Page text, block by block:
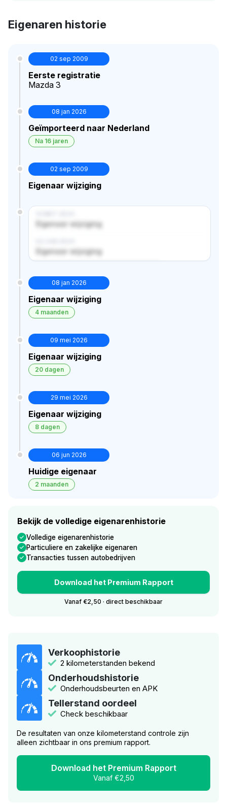
Eigenaren historie
02 sep 2009
Eerste registratie
Mazda 3
08 jan 2026
Geïmporteerd naar Nederland
Na 16 jaren
02 sep 2009
Eigenaar wijziging
Eigenaar wijziging
Eigenaar wijziging
08 jan 2026
Eigenaar wijziging
4 maanden
09 mei 2026
Eigenaar wijziging
20 dagen
29 mei 2026
Eigenaar wijziging
8 dagen
06 jun 2026
Huidige eigenaar
2 maanden
Bekijk de volledige eigenarenhistorie
Volledige eigenarenhistorie
Particuliere en zakelijke eigenaren
Transacties tussen autobedrijven
Download het Premium Rapport
Vanaf €2,50 · direct beschikbaar
Verkoophistorie
2 kilometerstanden bekend
Onderhoudshistorie
Onderhoudsbeurten en APK
Tellerstand oordeel
Check beschikbaar
De resultaten van onze kilometerstand controle zijn
alleen zichtbaar in ons premium rapport.
Download het Premium Rapport
Vanaf €2,50